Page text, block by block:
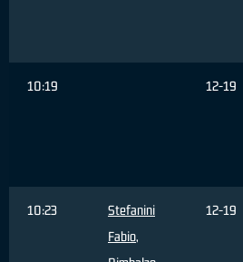
10:19 12-19
10:23
Stefanini
Fabio,
12-19